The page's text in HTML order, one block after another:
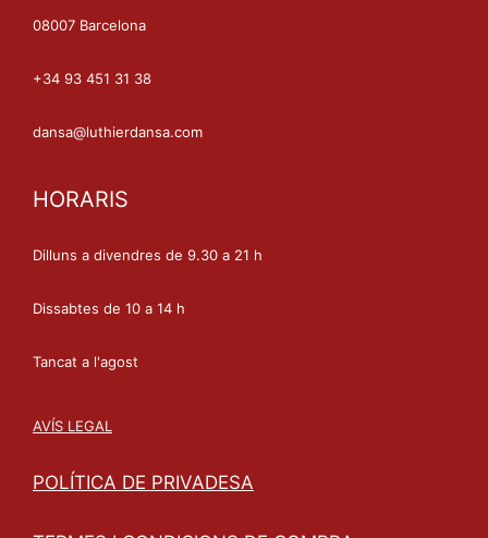
08007 Barcelona
+34 93 451 31 38
dansa@luthierdansa.com
HORARIS
Dilluns a divendres de 9.30 a 21 h
Dissabtes de 10 a 14 h
Tancat a l'agost
AVÍS LEGAL
POLÍTICA DE PRIVADESA